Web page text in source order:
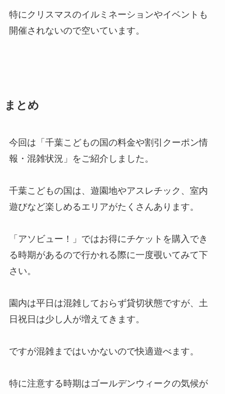
特にクリスマスのイルミネーションやイベントも
開催されないので空いています。
まとめ
今回は「千葉こどもの国の料金や割引クーポン情
報・混雑状況」をご紹介しました。
千葉こどもの国は、遊園地やアスレチック、室内
遊びなど楽しめるエリアがたくさんあります。
「アソビュー！」ではお得にチケットを購入でき
る時期があるので行かれる際に一度覗いてみて下
さい。
園内は平日は混雑しておらず貸切状態ですが、土
日祝日は少し人が増えてきます。
ですが混雑まではいかないので快適遊べます。
特に注意する時期はゴールデンウィークの気候が